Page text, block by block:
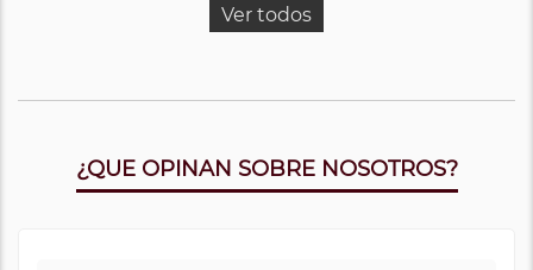
Ver todos
¿QUE OPINAN SOBRE NOSOTROS?